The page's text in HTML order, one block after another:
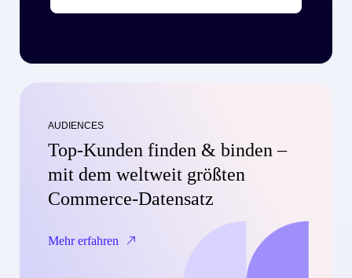
AUDIENCES
Top-Kunden finden & binden –
mit dem weltweit größten
Commerce-Datensatz
Mehr erfahren